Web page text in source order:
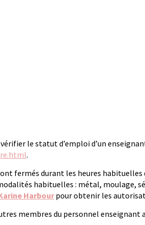
le statut d’emploi d’un
.
fermés durant les heures
habituelles : métal, moulage,
Harbourpour obtenir les
membres du personnel